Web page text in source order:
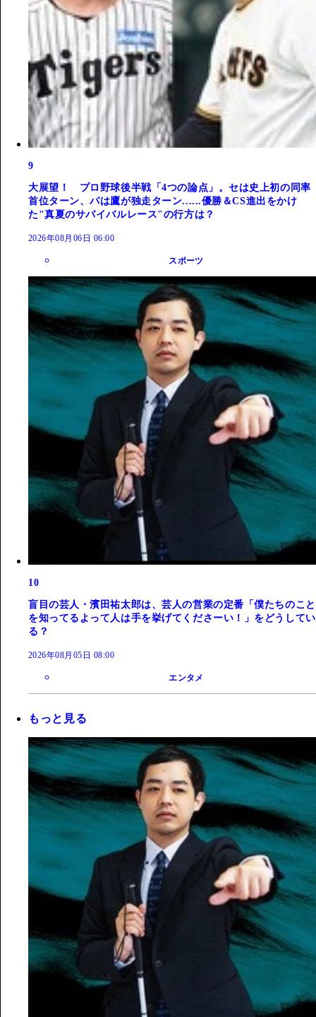
9
大展望！ プロ野球後半戦「4つの論点」。セは史上初の同率
首位ターン、パは鷹が独走ターン......優勝＆CS進出をかけ
た"真夏のサバイバルレース"の行方は？
2026年08月06日 06:00
スポーツ
10
盲目の芸人・濱田祐太郎は、芸人の営業の定番「僕たちのこと
を知ってるよって人は手を挙げてくださーい！」をどうしてい
る？
2026年08月05日 08:00
エンタメ
もっと見る